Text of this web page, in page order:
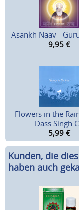
Asankh Naav -
9,95 €
Flowers in the
Dass Singh
5,99 €
Kunden, die
haben auch